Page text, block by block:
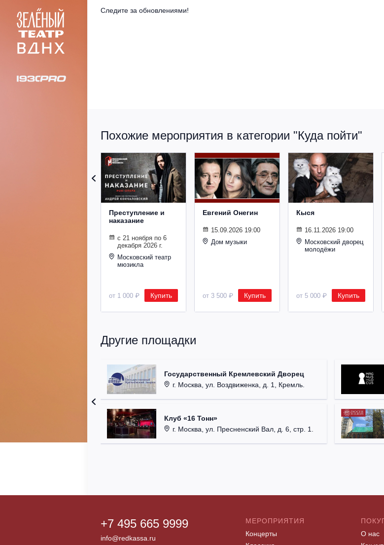
Следите за обновлениями!
Похожие мероприятия в категории "Куда пойти"
Преступление и
наказание
с 21 ноября по 6
декабря 2026 г.
Московский театр
мюзикла
от 1 000 ₽ Купить
Евгений Онегин
15.09.2026 19:00
Дом музыки
от 3 500 ₽ Купить
Кыся
16.11.2026 19:00
Московский дворец
молодёжи
от 5 000 ₽ Купить
Другие площадки
Государственный Кремлевский Дворец
г. Москва, ул. Воздвиженка, д. 1, Кремль.
Клуб «16 Тонн»
г. Москва, ул. Пресненский Вал, д. 6, стр. 1.
+7 495 665 9999
info@redkassa.ru
МЕРОПРИЯТИЯ
Концерты
О нас